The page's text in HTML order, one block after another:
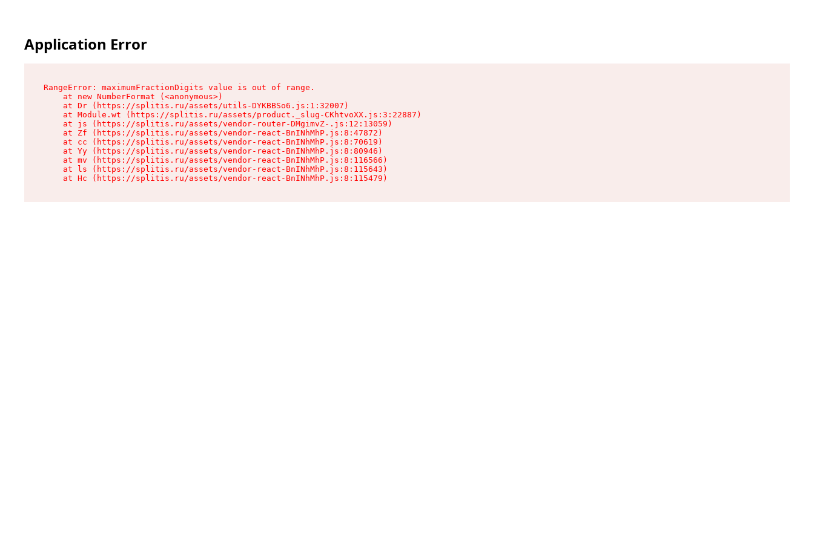
Application Error
RangeError: maximumFractionDigits value is out of range.
    at new NumberFormat (<anonymous>)
    at Dr (https://splitis.ru/assets/utils-DYKBBSo6.js:1:32007)
    at Module.wt (https://splitis.ru/assets/product._slug-CKhtvoXX.js:3:22887)
    at js (https://splitis.ru/assets/vendor-router-DMgimvZ-.js:12:13059)
    at Zf (https://splitis.ru/assets/vendor-react-BnINhMhP.js:8:47872)
    at cc (https://splitis.ru/assets/vendor-react-BnINhMhP.js:8:70619)
    at Yy (https://splitis.ru/assets/vendor-react-BnINhMhP.js:8:80946)
    at mv (https://splitis.ru/assets/vendor-react-BnINhMhP.js:8:116566)
    at ls (https://splitis.ru/assets/vendor-react-BnINhMhP.js:8:115643)
    at Hc (https://splitis.ru/assets/vendor-react-BnINhMhP.js:8:115479)